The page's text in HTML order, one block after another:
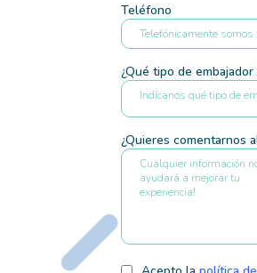
Teléfono
¿Qué tipo de embajador
Indícanos qué tipo de
¿Quieres comentarnos